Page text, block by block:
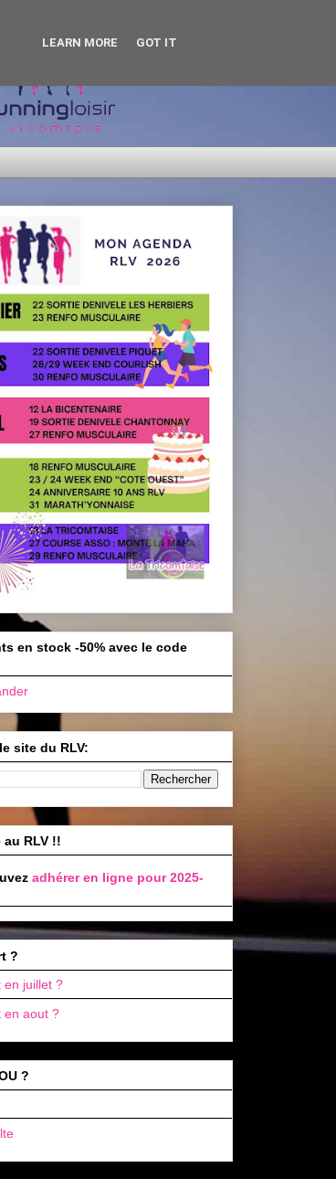
en stock -50% avec le code
site du RLV:
au RLV !!
adhérer en ligne pour 2025-
?
en juillet ?
en aout ?
?
LEARN MORE GOT IT